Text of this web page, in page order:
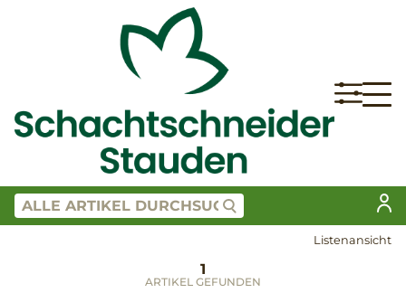
Listenansicht
1
ARTIKEL GEFUNDEN